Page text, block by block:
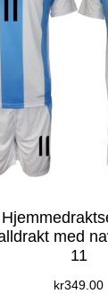
med
11
kr349.00